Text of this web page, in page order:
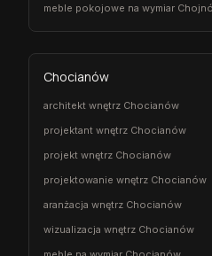
meble pokojowe na wymiar
Chocianów
architekt wnętrz Chocianów
projektant wnętrz Chocianów
projekt wnętrz Chocianów
projektowanie wnętrz Chocianów
aranżacja wnętrz Chocianów
wizualizacja wnętrz Chocianów